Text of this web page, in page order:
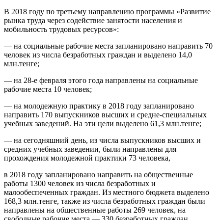
В 2018 году по третьему направлению программы «Развитие
рынка труда через содействие занятости населения и
мобильность трудовых ресурсов»:
— на социальные рабочие места запланировано направить 70
человек из числа безработных граждан и выделено 14,0
млн.тенге;
— на 28-е февраля этого года направлены на социальные
рабочие места 10 человек;
— на молодежную практику в 2018 году запланировано
направить 170 выпускников высших и средне-специальных
учебных заведений. На эти цели выделено 61,3 млн.тенге;
— на сегодняшний день, из числа выпускников высших и
средних учебных заведении, были направлены для
прохождения молодежной практики 73 человека,
в 2018 году запланировано направить на общественные
работы 1300 человек из числа безработных и
малообеспеченных граждан. Из местного бюджета выделено
168,3 млн.тенге, также из числа безработных граждан были
направлены на общественные работы 269 человек, на